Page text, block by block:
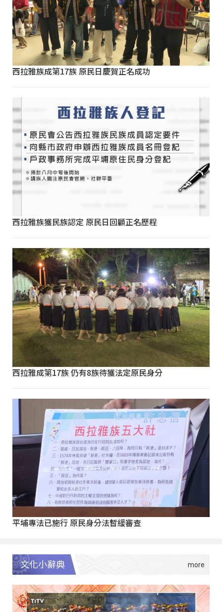
西拉雅族成第17族 原民日慶賀正名成功
西拉雅族獲民族認定 原民日回顧正名歷程
西拉雅成第17族 仍有8族待獲法定原民身分
平埔專法已施行 原民身分法暫緩審查
文化小辭典